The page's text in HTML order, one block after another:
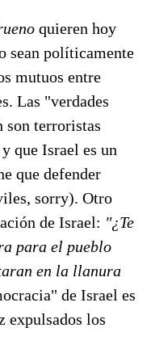
quieren hoy
sean políticamente
mutuos entre
Las "verdades
son terroristas
que Israel es un
que defender
sorry). Otro
de Israel: "¿Te
para el pueblo
en la llanura
de Israel es
expulsados los